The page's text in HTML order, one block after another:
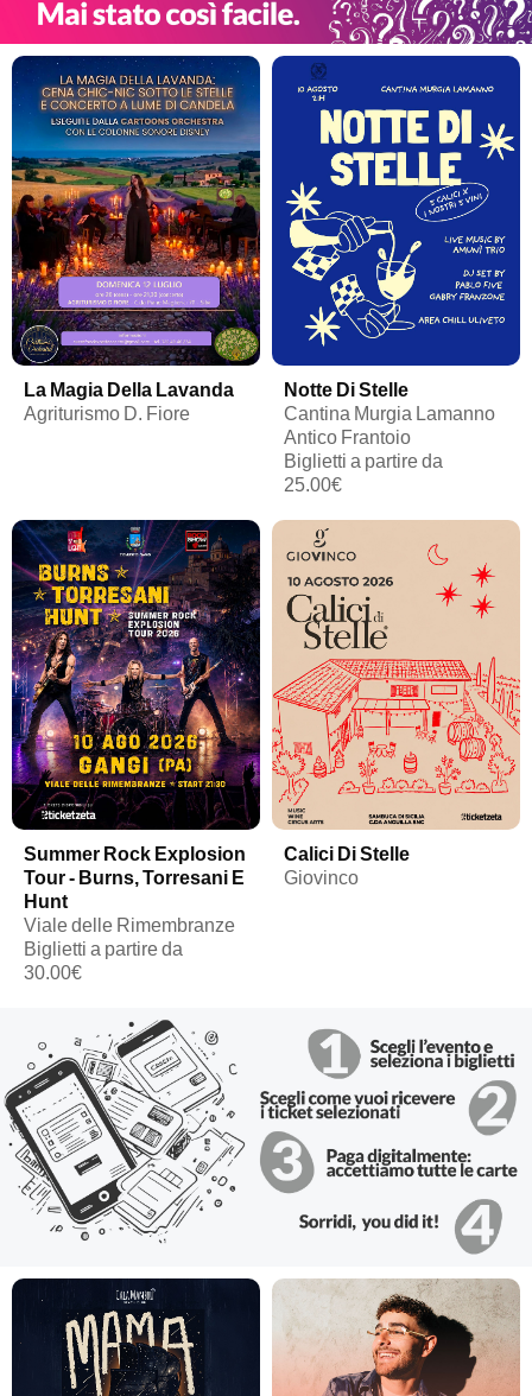
La Magia Della Lavanda
Agriturismo D. Fiore
Notte Di Stelle
Cantina Murgia Lamanno
Antico Frantoio
Biglietti a partire da
25.00€
Summer Rock Explosion
Tour - Burns, Torresani E
Hunt
Viale delle Rimembranze
Biglietti a partire da
30.00€
Calici Di Stelle
Giovinco